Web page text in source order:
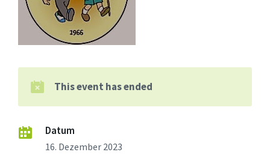
This event has ended
Datum
16. Dezember 2023